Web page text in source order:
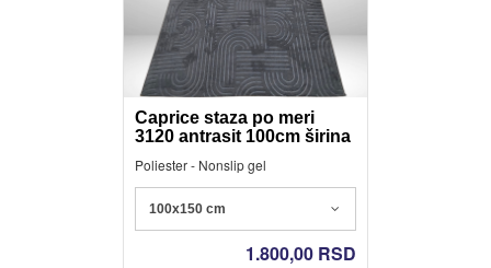
Klasični Tepisi
Neklizajući tepisi
Tepisi Modernog
Caprice staza po meri
3120 antrasit 100cm širina
Poliester - Nonslip gel
100x150 cm
1.800,00 RSD